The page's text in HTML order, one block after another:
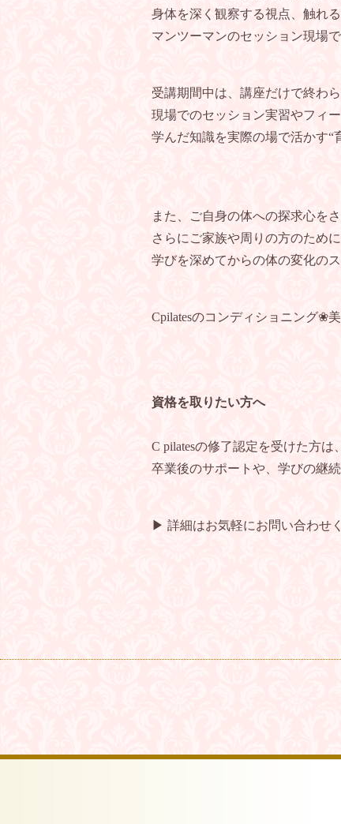
身体を深く観察する視点、触れ
マンツーマンのセッション現場
受講期間中は、講座だけで終わら
現場でのセッション実習やフィ
学んだ知識を実際の場で活かす“
また、ご自身の体への探求心を
さらにご家族や周りの方のため
学びを深めてからの体の変化の
Cpilatesのコンディショニング❀
資格を取りたい方へ
C pilatesの修了認定を受けた方は
卒業後のサポートや、学びの継
▶ 詳細はお気軽にお問い合わせ